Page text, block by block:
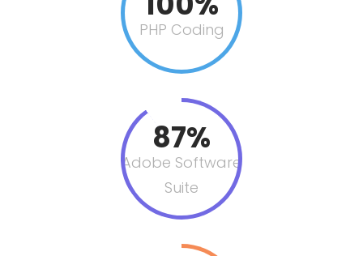
PHP Coding
87%
Adobe Software
Suite